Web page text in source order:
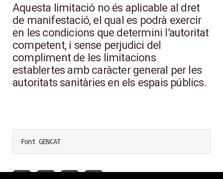
Aquesta limitació no és aplicable al dret
de manifestació, el qual es podrà exercir
en les condicions que determini l’autoritat
competent, i sense perjudici del
compliment de les limitacions
establertes amb caràcter general per les
autoritats sanitàries en els espais públics.
Font GENCAT